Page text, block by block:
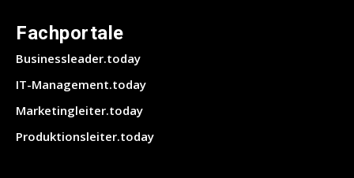
Fachportale
Businessleader.today
IT-Management.today
Marketingleiter.today
Produktionsleiter.today